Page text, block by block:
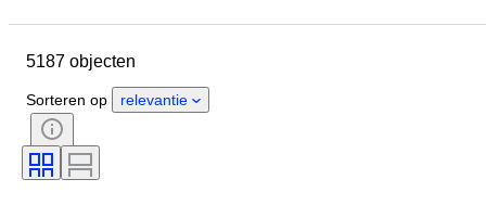
Materiaal
Stijl
Wijnregio
Wijn appelatie / classificatie
Wijn vulhoogte
Wijnbeoordelingssysteem
5187 objecten
Sorteren op relevantie